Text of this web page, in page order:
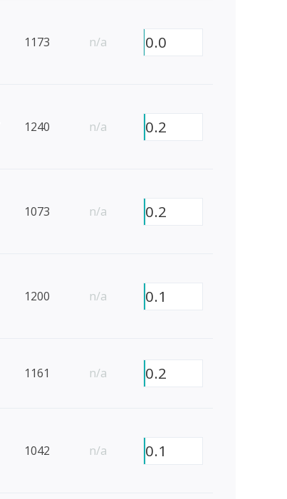
1173 n/a 0.0
1240 n/a 0.2
1073 n/a 0.2
1200 n/a 0.1
1161 n/a 0.2
1042 n/a 0.1